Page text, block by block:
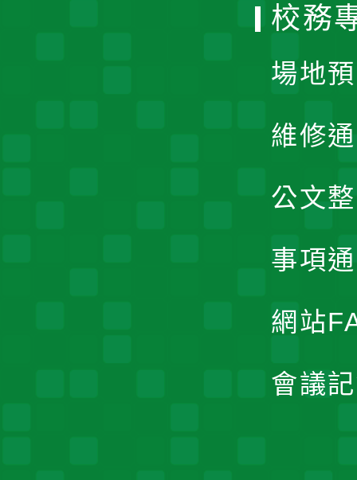
校務
場地
維修
公文
事項
網站
會議